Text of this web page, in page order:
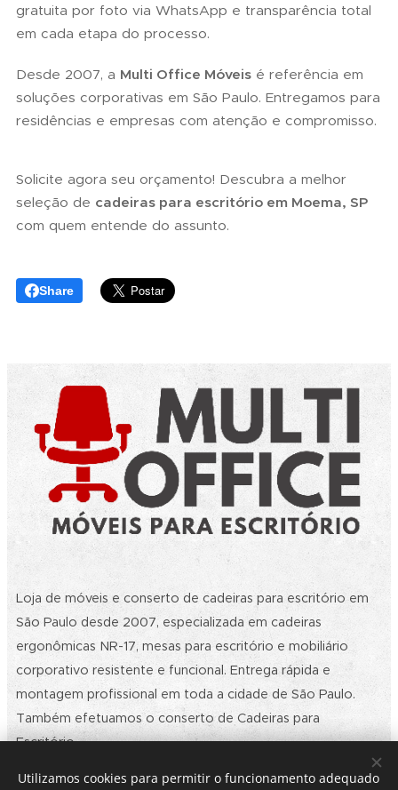
gratuita por foto via WhatsApp e transparência total
em cada etapa do processo.
Desde 2007, a Multi Office Móveis é referência em
soluções corporativas em São Paulo. Entregamos para
residências e empresas com atenção e compromisso.
Solicite agora seu orçamento! Descubra a melhor
seleção de cadeiras para escritório em Moema, SP
com quem entende do assunto.
Share
Loja de móveis e conserto de cadeiras para escritório em
São Paulo desde 2007, especializada em cadeiras
ergonômicas NR-17, mesas para escritório e mobiliário
corporativo resistente e funcional. Entrega rápida e
montagem profissional em toda a cidade de São Paulo.
Também efetuamos o conserto de Cadeiras para
Escritório.
Utilizamos cookies para permitir o funcionamento adequado